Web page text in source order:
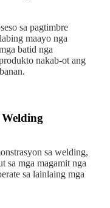
sa pagtimbre
maayo nga
batid nga
nakab-ot ang
sa welding,
sa mga magamit nga
sa lainlaing mga